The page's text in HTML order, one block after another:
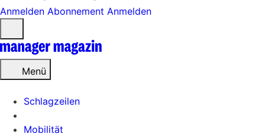
Anmelden Abonnement Anmelden
öffnen
Menü
Schlagzeilen
Mobilität